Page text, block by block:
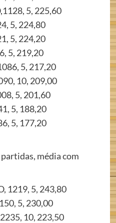
5, 225,60
5, 224,80
5, 224,20
5, 219,20
5, 217,20
10, 209,00
5, 201,60
5, 188,20
5, 177,20
média com
1219, 5, 243,80
5, 230,00
10, 223,50